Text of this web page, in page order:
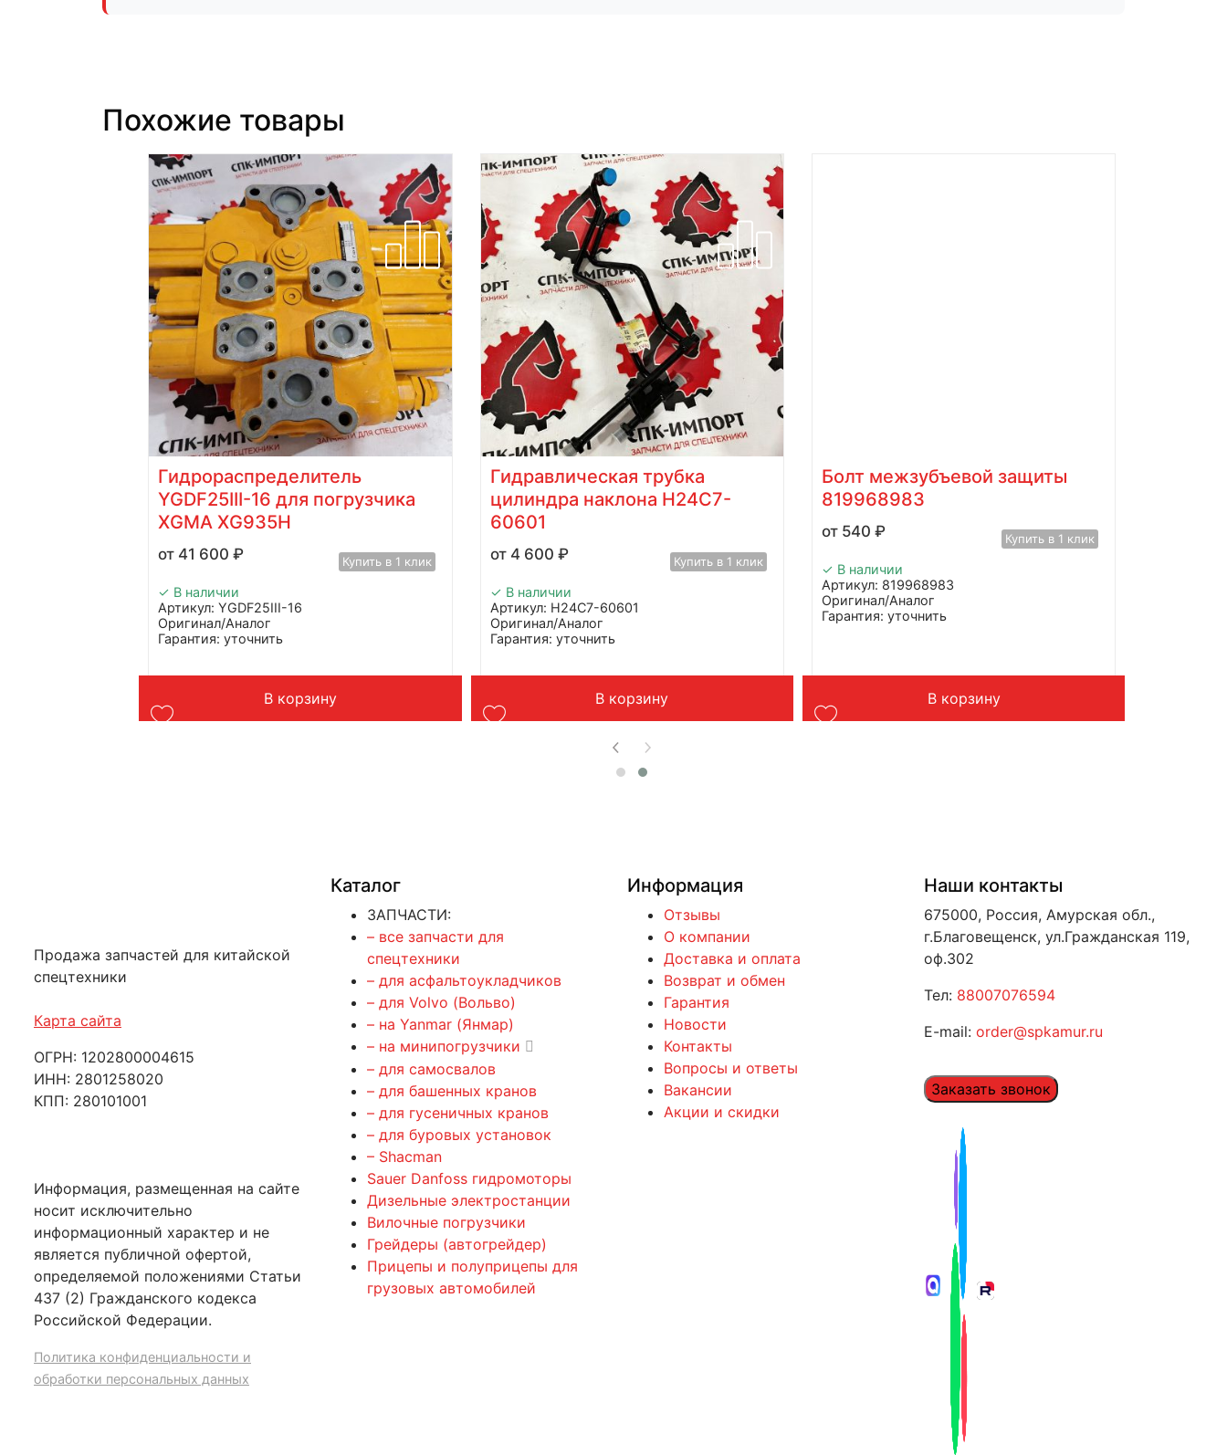
Похожие товары
Гидрораспределитель
YGDF25III-16 для погрузчика
XGMA XG935H
41 600₽ Купить в 1 клик
✓ В наличии
Артикул: YGDF25III-16
Оригинал/Аналог
Гарантия: уточнить
В корзину
Гидравлическая трубка
цилиндра наклона H24C7-
60601
4 600 ₽ Купить в 1 клик
✓ В наличии
Артикул: H24C7-60601
Оригинал/Аналог
Гарантия: уточнить
В корзину
Болт межзубъевой защиты
819968983
540 ₽ Купить в 1 клик
✓ В наличии
Артикул: 819968983
Оригинал/Аналог
Гарантия: уточнить
Вес: 1,5 кг
В корзину
Продажа запчастей для китайской
спецтехники
Карта сайта
ОГРН: 1202800004615
ИНН: 2801258020
КПП: 280101001
Информация, размещенная на сайте
носит исключительно
информационный характер и не
является публичной офертой,
определяемой положениями Статьи
437 (2) Гражданского кодекса
Российской Федерации.
Политика конфиденциальности и
обработки персональных данных
Каталог
ЗАПЧАСТИ:
– все запчасти для
спецтехники
– для асфальтоукладчиков
– для Volvo (Вольво)
– на Yanmar (Янмар)
– на минипогрузчики
– для самосвалов
– для башенных кранов
– для гусеничных кранов
– для буровых установок
– Shacman
Sauer Danfoss гидромоторы
Дизельные электростанции
Вилочные погрузчики
Грейдеры (автогрейдер)
Прицепы и полуприцепы для
грузовых автомобилей
Информация
Отзывы
О компании
Доставка и оплата
Возврат и обмен
Гарантия
Новости
Контакты
Вопросы и ответы
Вакансии
Акции и скидки
Наши контакты
675000, Россия, Амурская обл.,
г.Благовещенск, ул.Гражданская 119,
оф.302
Тел: 88007076594
E-mail: order@spkamur.ru
Заказать звонок